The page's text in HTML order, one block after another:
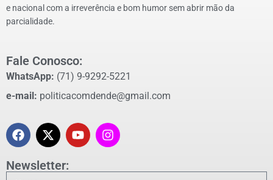
e nacional com a irreverência e bom humor sem abrir mão da
parcialidade.
Fale Conosco:
WhatsApp: (71) 9-9292-5221
e-mail: politicacomdende@gmail.com
Newsletter: